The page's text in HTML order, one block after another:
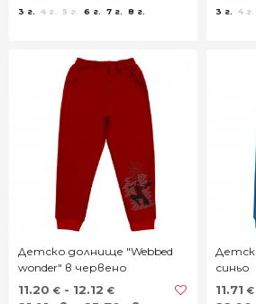
3 г. 4 г. 5 г. 6 г. 7 г. 8 г. 3 г. 4 г.
Детско долнище "Webbed
wonder" в червено
11.20 € - 12.12 €
синьо
11.71 €